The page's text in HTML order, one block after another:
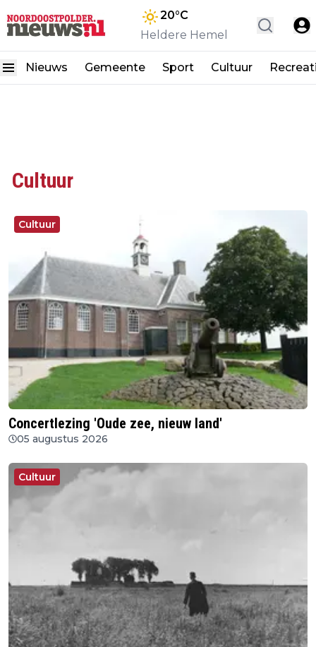
20°C
Heldere Hemel
Nieuws Gemeente Sport Cultuur
Cultuur
Cultuur
Concertlezing 'Oude zee, nieuw land'
05 augustus 2026
Cultuur